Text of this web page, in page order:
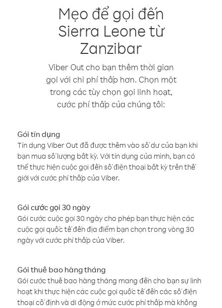
Mẹo để gọi đến
Sierra Leone từ
Zanzibar
Viber Out cho bạn thêm thời gian
gọi với chi phí thấp hơn. Chọn một
trong các tùy chọn gọi linh hoạt,
cước phí thấp của chúng tôi:
Gói tín dụng
Tín dụng Viber Out đã được thêm vào số dư của bạn khi
bạn mua số lượng bất kỳ. Với tín dụng của mình, bạn có
thể thực hiện cuộc gọi đến số điện thoại bất kỳ trên thế
giới với cước phí thấp của Viber.
Gói cước gọi 30 ngày
Gói cước cuộc gọi 30 ngày cho phép bạn thực hiện các
cuộc gọi quốc tế đến địa điểm bạn chọn trong vòng 30
ngày với cước phí thấp của Viber.
Gói thuê bao hàng tháng
Gói cước thuê bao hàng tháng mang đến cho bạn sự linh
hoạt khi thực hiện các cuộc gọi quốc tế đến các số điện
thoại cố định và di động ở mức cước phí thấp mà không